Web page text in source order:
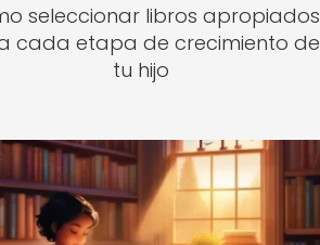
seleccionar libros apropiados
cada etapa de crecimiento de
tu hijo